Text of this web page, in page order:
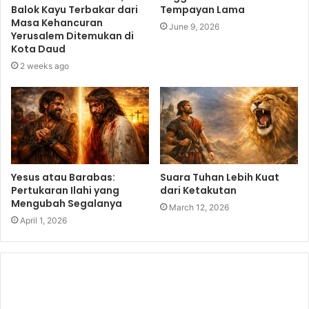
Balok Kayu Terbakar dari
Masa Kehancuran
Yerusalem Ditemukan di
Kota Daud
2 weeks ago
Tempayan Lama
June 9, 2026
Yesus atau Barabas:
Pertukaran Ilahi yang
Mengubah Segalanya
April 1, 2026
Suara Tuhan Lebih Kuat
dari Ketakutan
March 12, 2026